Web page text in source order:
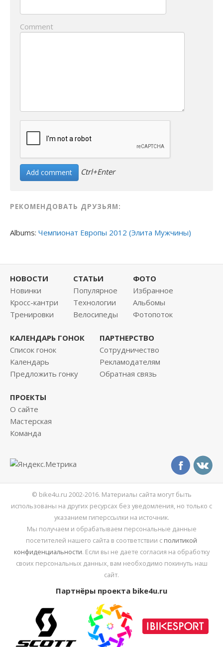
Comment
Ctrl+Enter
РЕКОМЕНДОВАТЬ ДРУЗЬЯМ:
Albums: Чемпионат Европы 2012 (Элита Мужчины)
НОВОСТИ
Новинки
Кросс-кантри
Тренировки
СТАТЬИ
Популярное
Технологии
Велосипеды
ФОТО
Избранное
Альбомы
Фотопоток
КАЛЕНДАРЬ ГОНОК
Список гонок
Календарь
Предложить гонку
ПАРТНЕРСТВО
Сотрудничество
Рекламодателям
Обратная связь
ПРОЕКТЫ
О сайте
Мастерская
Команда
© bike4u.ru 2002-2016. Материалы сайта могут быть
использованы на других ресурсах без уведомления, но только с
указанием гиперссылки на источник.
Мы получаем и обрабатываем персональные данные
посетителей нашего сайта в соответствии с политикой
конфиденциальности. Если вы не даете согласия на обработку
своих персональных данных, вам необходимо покинуть наш
сайт.
Партнёры проекта bike4u.ru